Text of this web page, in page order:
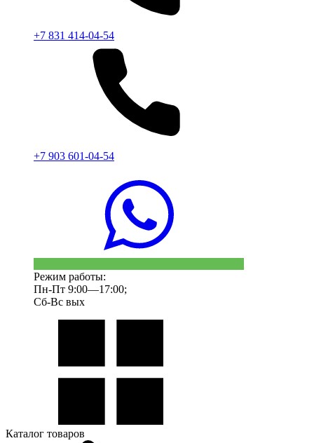
+7 831 414-04-54
+7 903 601-04-54
Режим работы:
Пн-Пт 9:00—17:00;
Сб-Вс вых
Каталог товаров